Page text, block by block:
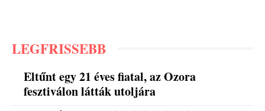
LEGFRISSEBB
Eltűnt egy 21 éves fiatal, az Ozora
fesztiválon látták utoljára